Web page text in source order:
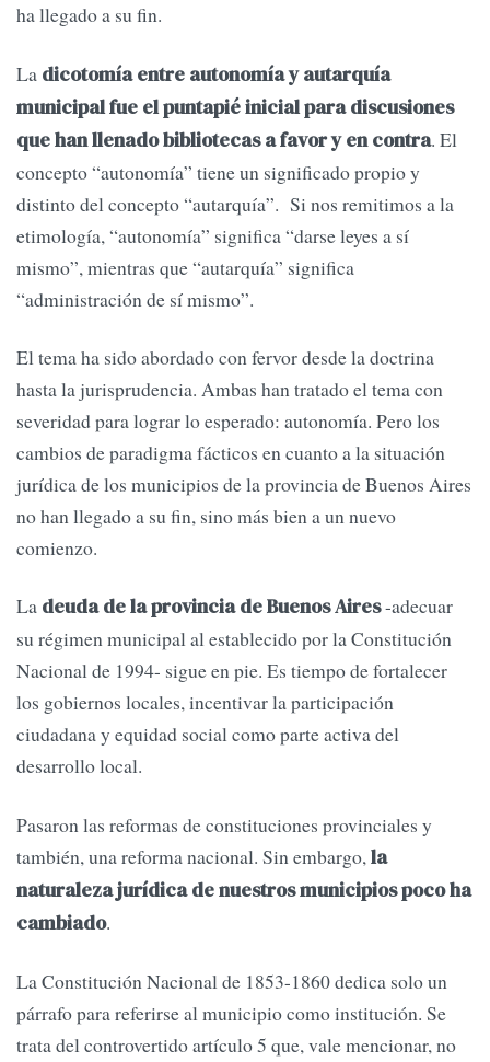
ha llegado a su fin.
La dicotomía entre autonomía y autarquía
municipal fue el puntapié inicial para discusiones
que han llenado bibliotecas a favor y en contra. El
concepto “autonomía” tiene un significado propio y
distinto del concepto “autarquía”. Si nos remitimos a la
etimología, “autonomía” significa “darse leyes a sí
mismo”, mientras que “autarquía” significa
“administración de sí mismo”.
El tema ha sido abordado con fervor desde la doctrina
hasta la jurisprudencia. Ambas han tratado el tema con
severidad para lograr lo esperado: autonomía. Pero los
cambios de paradigma fácticos en cuanto a la situación
jurídica de los municipios de la provincia de Buenos Aires
no han llegado a su fin, sino más bien a un nuevo
comienzo.
La deuda de la provincia de Buenos Aires-adecuar
su régimen municipal al establecido por la Constitución
Nacional de 1994- sigue en pie. Es tiempo de fortalecer
los gobiernos locales, incentivar la participación
ciudadana y equidad social como parte activa del
desarrollo local.
Pasaron las reformas de constituciones provinciales y
también, una reforma nacional. Sin embargo,la
naturaleza jurídica de nuestros municipios poco ha
cambiado.
La Constitución Nacional de 1853-1860 dedica solo un
párrafo para referirse al municipio como institución. Se
trata del controvertido artículo 5 que, vale mencionar, no